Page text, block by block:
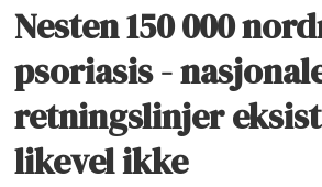
Nesten 150 000
psoriasis -
retningslinjer
likevel ikke